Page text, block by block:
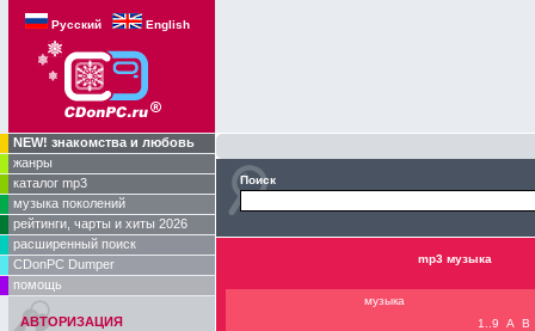
Русский English
NEW! знакомства и любовь
жанры
каталог mp3
музыка поколений
рейтинги, чарты и хиты 2026
расширенный поиск
CDonPC Dumper
помощь
АВТОРИЗАЦИЯ
Поиск
mp3 музыка
музыка
1..9
A B